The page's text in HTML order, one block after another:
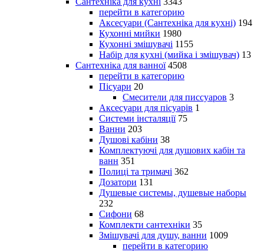
перейти в категорию
Аксесуари (Сантехніка для кухні) 194
Кухонні мийки 1980
Кухонні змішувачі 1155
Набір для кухні (мийка і змішувач) 13
Сантехніка для ванної 4508
перейти в категорию
Пісуари 20
Смесители для писсуаров 3
Аксесуари для пісуарів 1
Системи інсталяції 75
Ванни 203
Душові кабіни 38
Комплектуючі для душових кабін та
ванн 351
Полиці та тримачі 362
Дозатори 131
Душевые системы, душевые наборы
232
Сифони 68
Комплекти сантехніки 35
Змішувачі для душу, ванни 1009
перейти в категорию